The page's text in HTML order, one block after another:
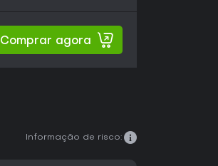
Comprar agora
Informação de risco: